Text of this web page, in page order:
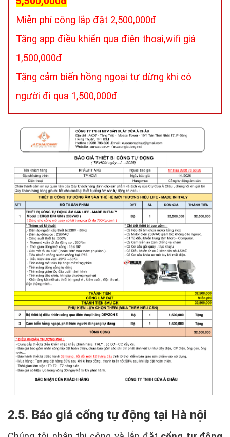
Miễn phí công lắp đặt 2,500,000đ
Tặng app điều khiển qua điện thoại,wifi giá
1,500,000đ
Tặng cảm biến hồng ngoại tự dừng khi có
người đi qua 1,500,000đ
2.5. Báo giá cổng tự động tại Hà nội